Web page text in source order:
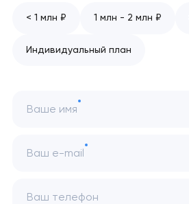
< 1 млн ₽ 1 млн - 2 млн ₽
Индивидуальный план
Ваше имя
Ваш e-mail
Ваш телефон